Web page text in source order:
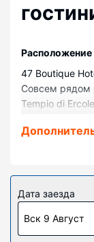
Pасположение
47 Boutique
Совсем рядом
Tempio di
Истины
Почувствуйте
следующим
эспрессо.
Дата заезда
Вск 9 Август